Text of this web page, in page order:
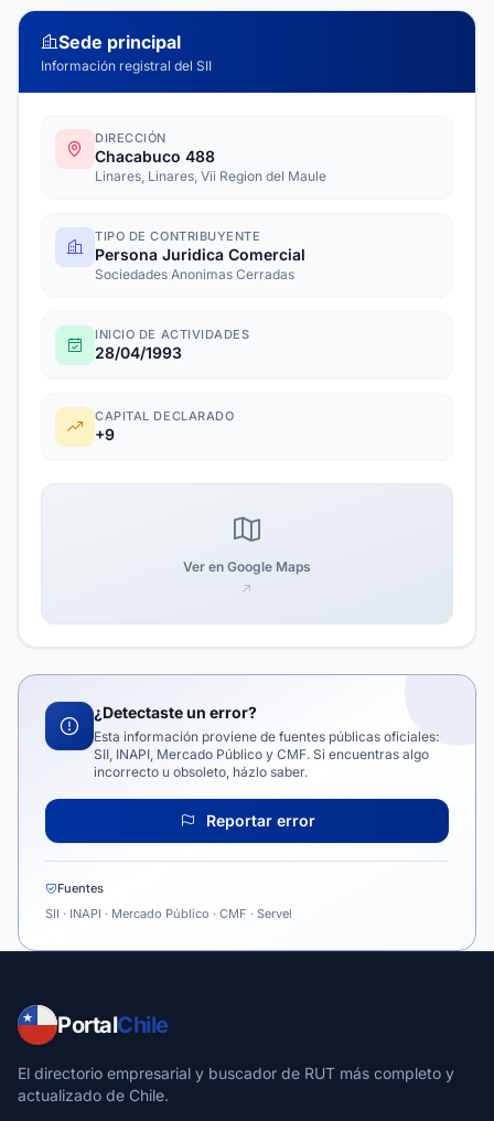
Sede principal
Información registral del SII
DIRECCIÓN
Chacabuco 488
Linares, Linares, Vii Region del Maule
TIPO DE CONTRIBUYENTE
Persona Juridica Comercial
Sociedades Anonimas Cerradas
INICIO DE ACTIVIDADES
28/04/1993
CAPITAL DECLARADO
+9
Ver en Google Maps
¿Detectaste un error?
Esta información proviene de fuentes públicas oficiales:
SII, INAPI, Mercado Público y CMF. Si encuentras algo
incorrecto u obsoleto, házlo saber.
Reportar error
Fuentes
SII · INAPI · Mercado Público · CMF · Servel
PortalChile
El directorio empresarial y buscador de RUT más completo y
actualizado de Chile.